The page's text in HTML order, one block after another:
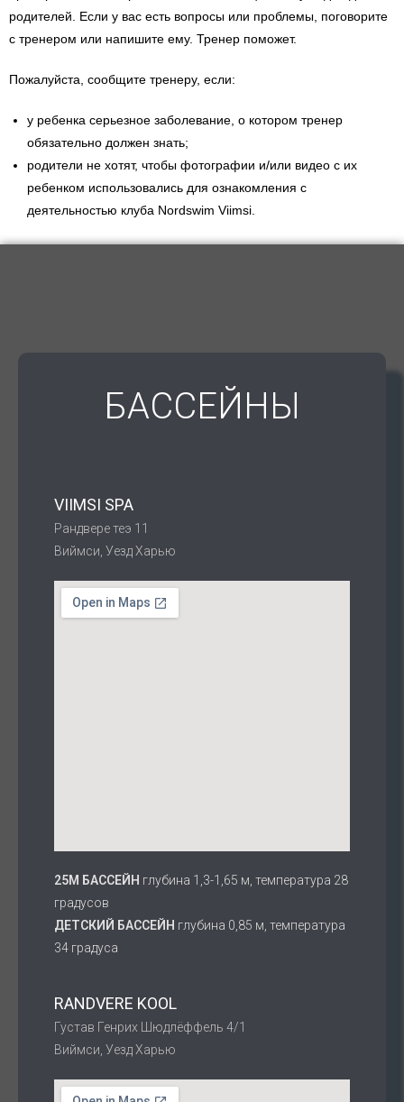
родителей. Если у вас есть вопросы или проблемы, поговорите
с тренером или напишите ему. Тренер поможет.
Пожалуйста, сообщите тренеру, если:
у ребенка серьезное заболевание, о котором тренер
обязательно должен знать;
родители не хотят, чтобы фотографии и/или видео с их
ребенком использовались для ознакомления с
деятельностью клуба Nordswim Viimsi.
БАССЕЙНЫ
VIIMSI SPA
Рандвере теэ 11
Виймси, Уезд Харью
25M БАССЕЙН глубина 1,3-1,65 м, температура 28
градусов
ДЕТСКИЙ БАССЕЙН глубина 0,85 м, температура
34 градуса
RANDVERE KOOL
Густав Генрих Шюдлёффель 4/1
Виймси, Уезд Харью